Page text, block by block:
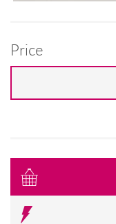
Price